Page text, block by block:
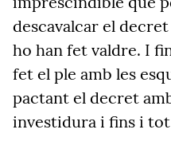
descavalcar el
ho han fet valdre. I
fet el ple amb les
pactant el decret
investidura i fins i tot